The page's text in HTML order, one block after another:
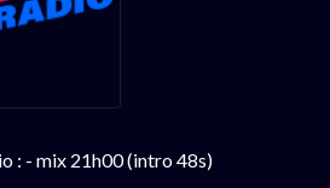
: - mix 21h00 (intro 48s)